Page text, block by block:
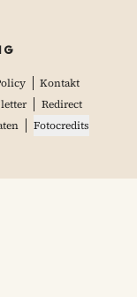
Kontakt
Redirect
Fotocredits